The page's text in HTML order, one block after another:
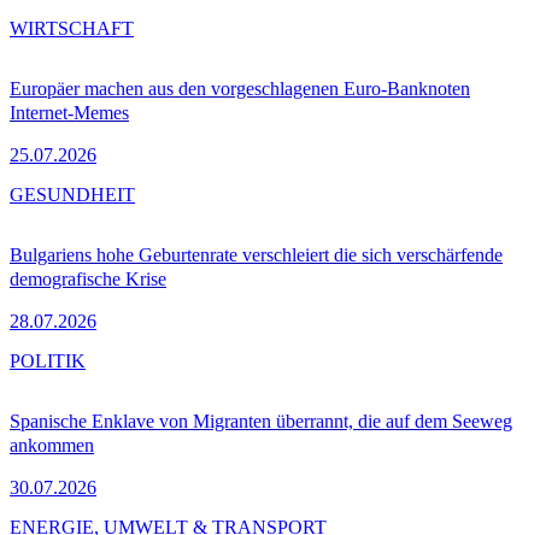
Europäer machen aus den vorgeschlagenen Euro-Banknoten
Internet-Memes
25.07.2026
WIRTSCHAFT
Bulgariens hohe Geburtenrate verschleiert die sich verschärfende
demografische Krise
28.07.2026
GESUNDHEIT
Spanische Enklave von Migranten überrannt, die auf dem Seeweg
ankommen
30.07.2026
POLITIK
ENERGIE, UMWELT & TRANSPORT